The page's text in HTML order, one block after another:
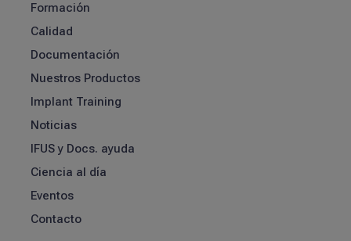
Formación
Calidad
Documentación
Nuestros Productos
Implant Training
Noticias
IFUS y Docs. ayuda
Ciencia al día
Eventos
Contacto